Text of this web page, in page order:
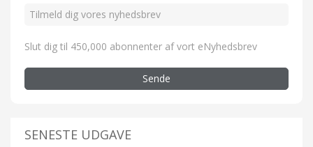
Slut dig til 450,000 abonnenter af vort eNyhedsbrev
Sende
SENESTE UDGAVE